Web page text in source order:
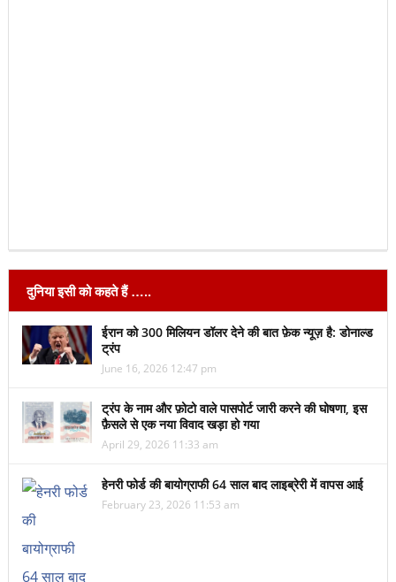
दुनिया इसी को कहते हैं …..
ईरान को 300 मिलियन डॉलर देने की बात फ़ेक न्यूज़ है: डोनाल्ड
ट्रंप
June 16, 2026 12:47 pm
ट्रंप के नाम और फ़ोटो वाले पासपोर्ट जारी करने की घोषणा, इस
फ़ैसले से एक नया विवाद खड़ा हो गया
April 29, 2026 11:33 am
हेनरी फोर्ड की बायोग्राफी 64 साल बाद लाइब्रेरी में वापस आई
February 23, 2026 11:53 am